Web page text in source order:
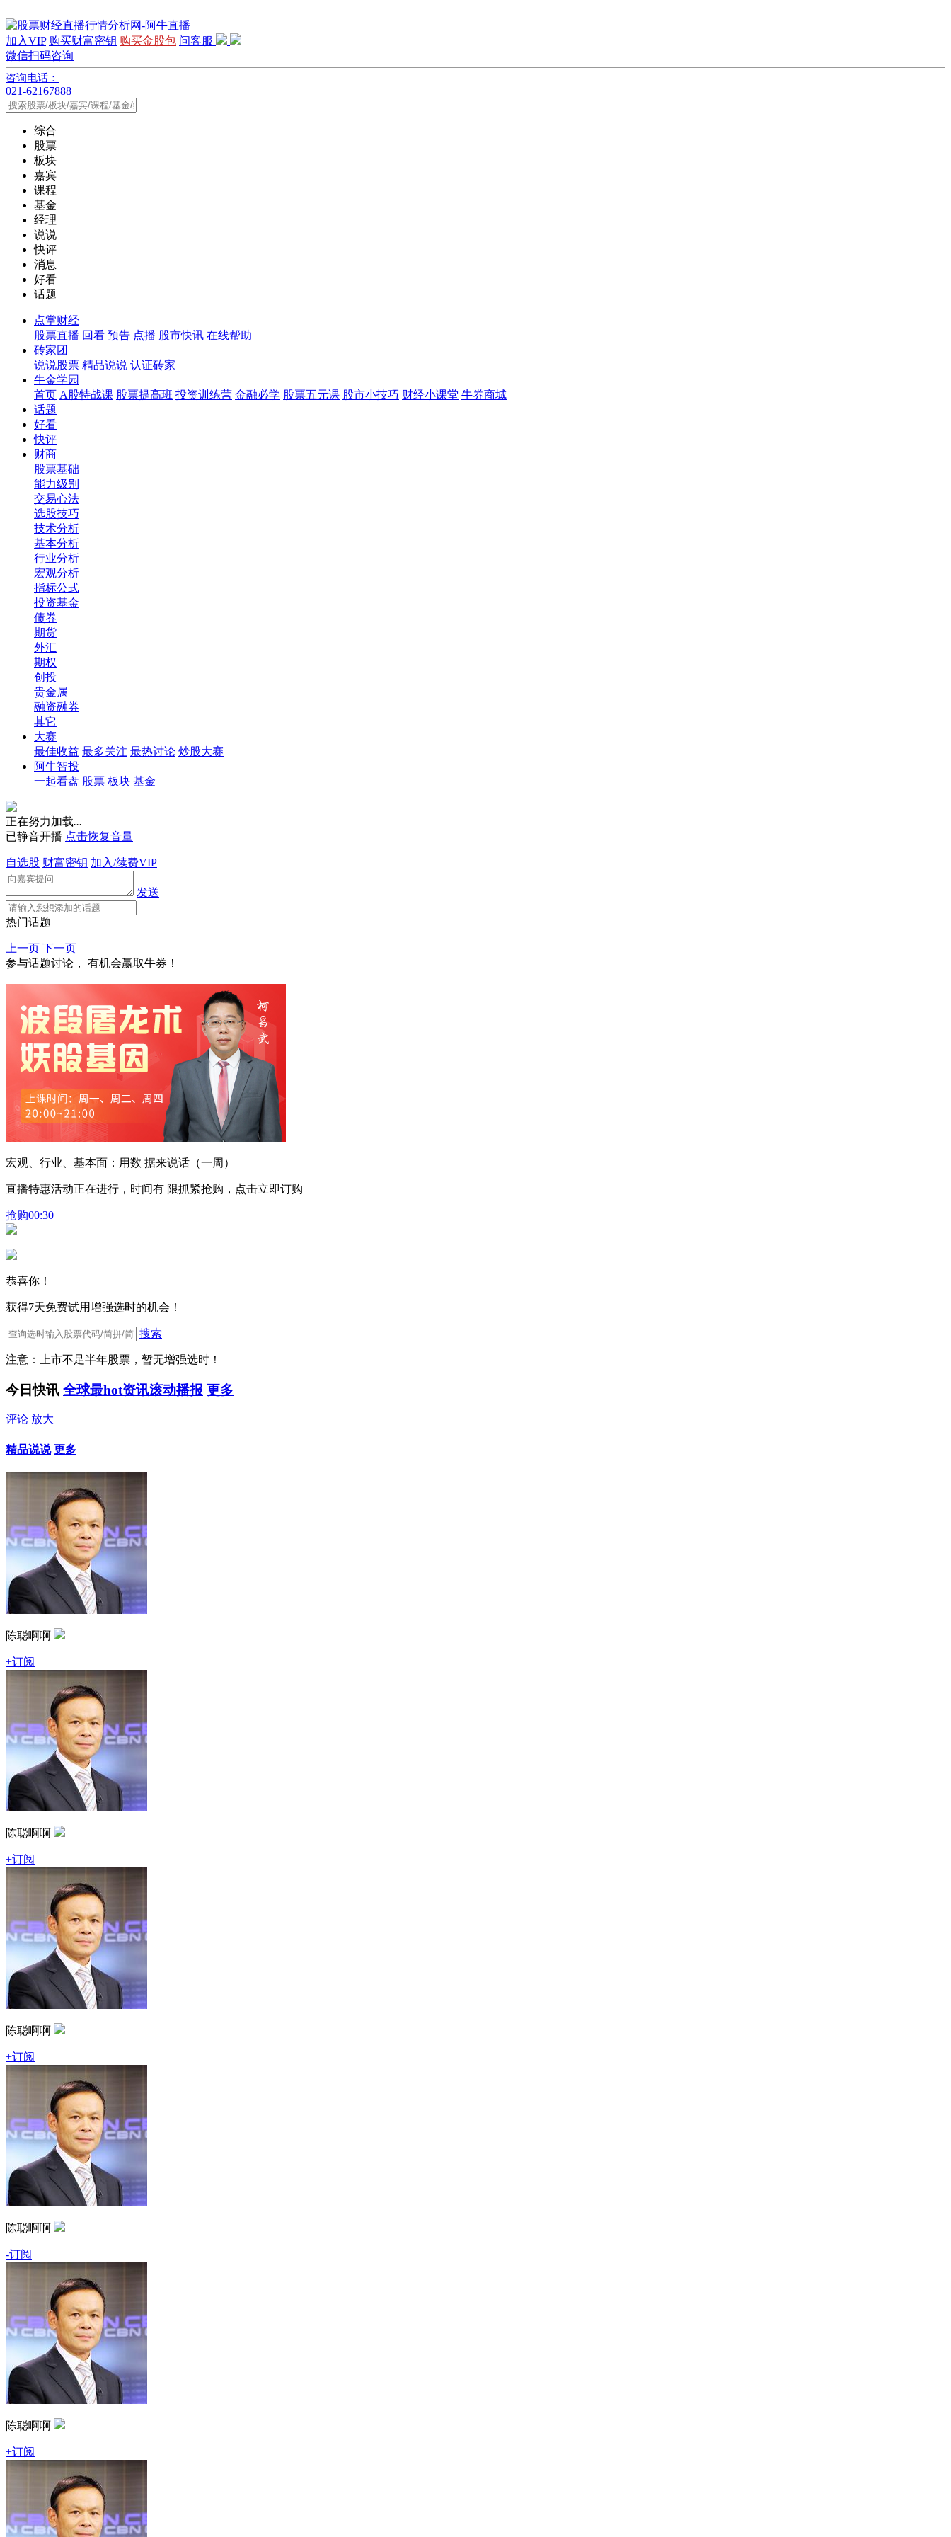
加入VIP 购买财富密钥 购买金股包 问客服
微信扫码咨询
咨询电话：
021-62167888
综合
股票
板块
嘉宾
课程
基金
经理
说说
快评
消息
好看
话题
点掌财经
股票直播 回看 预告 点播 股市快讯 在线帮助
砖家团
说说股票 精品说说 认证砖家
牛金学园
首页 A股特战课 股票提高班 投资训练营 金融必学 股票五元课 股市小技巧 财经小课堂 牛券商城
话题
好看
快评
财商
股票基础
能力级别
交易心法
选股技巧
技术分析
基本分析
行业分析
宏观分析
指标公式
投资基金
债券
期货
外汇
期权
创投
贵金属
融资融券
其它
大赛
最佳收益 最多关注 最热讨论 炒股大赛
阿牛智投
一起看盘 股票 板块 基金
正在努力加载...
已静音开播 点击恢复音量
自选股 财富密钥 加入/续费VIP
发送
热门话题
上一页 下一页
参与话题讨论， 有机会赢取牛券！
宏观、行业、基本面：用数 据来说话（一周）
直播特惠活动正在进行，时间有 限抓紧抢购，点击立即订购
抢购00:30
恭喜你！
获得7天免费试用增强选时的机会！
搜索
注意：上市不足半年股票，暂无增强选时！
今日快讯 全球最hot资讯滚动播报 更多
评论 放大
精品说说 更多
陈聪啊啊
+订阅
陈聪啊啊
+订阅
陈聪啊啊
+订阅
陈聪啊啊
-订阅
陈聪啊啊
+订阅